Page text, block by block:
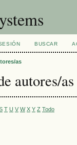
BUSCAR
as
autores/as
T U V W X Y Z Todo